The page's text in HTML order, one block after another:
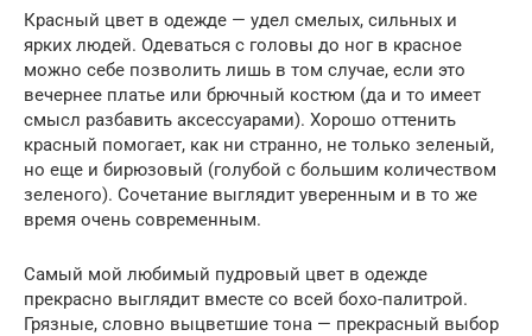
Красный цвет в одежде — удел смелых, сильных и
ярких людей. Одеваться с головы до ног в красное
можно себе позволить лишь в том случае, если это
вечернее платье или брючный костюм (да и то имеет
смысл разбавить аксессуарами). Хорошо оттенить
красный помогает, как ни странно, не только зеленый,
но еще и бирюзовый (голубой с большим количеством
зеленого). Сочетание выглядит уверенным и в то же
время очень современным.
Самый мой любимый пудровый цвет в одежде
прекрасно выглядит вместе со всей бохо-палитрой.
Грязные, словно выцветшие тона — прекрасный выбор